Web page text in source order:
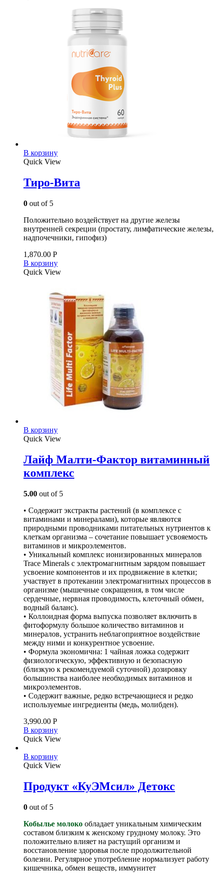
В корзину
Quick View
Тиро-Вита
0 out of 5
Положительно воздействует на другие железы
внутренней секреции (простату, лимфатические железы,
надпочечники, гипофиз)
1,870.00 Р
В корзину
Quick View
В корзину
Quick View
Лайф Малти-Фактор витаминный
комплекс
5.00 out of 5
• Содержит экстракты растений (в комплексе с
витаминами и минералами), которые являются
природными проводниками питательных нутриентов к
клеткам организма – сочетание повышает усвояемость
витаминов и микроэлементов.
• Уникальный комплекс ионизированных минералов
Trace Minerals с электромагнитным зарядом повышает
усвоение компонентов и их продвижение в клетки;
участвует в протекании электромагнитных процессов в
организме (мышечные сокращения, в том числе
сердечные, нервная проводимость, клеточный обмен,
водный баланс).
• Коллоидная форма выпуска позволяет включить в
фитоформулу большое количество витаминов и
минералов, устранить неблагоприятное воздействие
между ними и конкурентное усвоение.
• Формула экономична: 1 чайная ложка содержит
физиологическую, эффективную и безопасную
(близкую к рекомендуемой суточной) дозировку
большинства наиболее необходимых витаминов и
микроэлементов.
• Содержит важные, редко встречающиеся и редко
используемые ингредиенты (медь, молибден).
3,990.00 Р
В корзину
Quick View
В корзину
Quick View
Продукт «КуЭМсил» Детокс
0 out of 5
Кобылье молоко обладает уникальным химическим
составом близким к женскому грудному молоку. Это
положительно влияет на растущий организм и
восстановление здоровья после продолжительной
болезни. Регулярное употребление нормализует работу
кишечника, обмен веществ, иммунитет